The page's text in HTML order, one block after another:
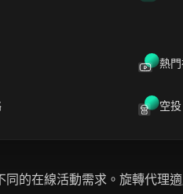
熱
空投
戶從旋轉和靜態住宅代理中
的在線活動需求。旋轉代理